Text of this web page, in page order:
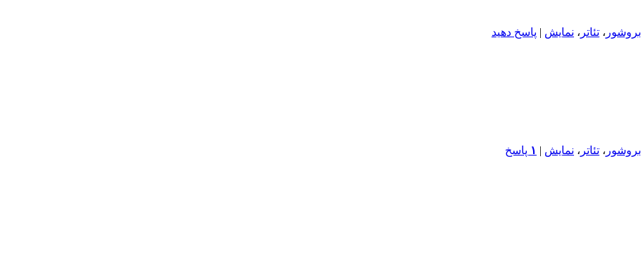
بروشور ، تئاتر ، نمایش | پاسخ دهید
بروشور ، تئاتر ، نمایش | ۱ پاسخ